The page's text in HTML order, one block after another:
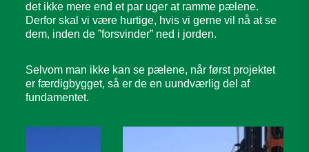
det ikke mere end et par uger at ramme pælene.
Derfor skal vi være hurtige, hvis vi gerne vil nå at se
dem, inden de ”forsvinder” ned i jorden.
Selvom man ikke kan se pælene, når først projektet
er færdigbygget, så er de en uundværlig del af
fundamentet.